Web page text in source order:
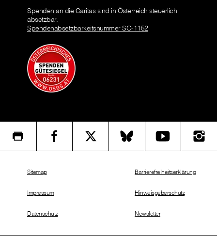
Spenden an die Caritas sind in Österreich steuerlich
absetzbar.
Spendenabsetzbarkeitsnummer SO-1152
Sitemap
Impressum
Datenschutz
Barrierefreiheitserklärung
Hinweisgeberschutz
Newsletter